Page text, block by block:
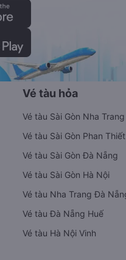
Vé tàu hỏa
Vé tàu Sài Gòn Nha Trang
Vé tàu Sài Gòn Phan Thiết
Vé tàu Sài Gòn Đà Nẵng
Vé tàu Sài Gòn Hà Nội
Vé tàu Nha Trang Đà
Vé tàu Đà Nẵng Huế
Vé tàu Hà Nội Vinh